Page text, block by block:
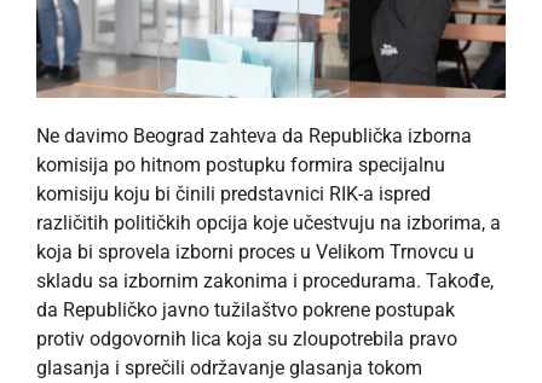
Ne davimo Beograd zahteva da Republička izborna
komisija po hitnom postupku formira specijalnu
komisiju koju bi činili predstavnici RIK-a ispred
različitih političkih opcija koje učestvuju na izborima, a
koja bi sprovela izborni proces u Velikom Trnovcu u
skladu sa izbornim zakonima i procedurama. Takođe,
da Republičko javno tužilaštvo pokrene postupak
protiv odgovornih lica koja su zloupotrebila pravo
glasanja i sprečili održavanje glasanja tokom